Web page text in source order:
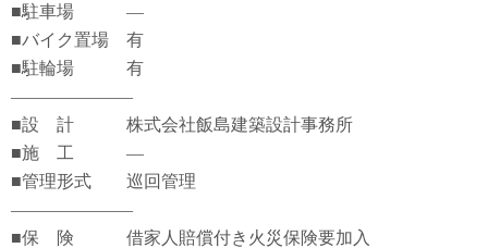
■駐車場 ―
■バイク置場 有
■駐輪場 有
―――――――
■設 計 株式会社飯島建築設計事務所
■施 工 ―
■管理形式 巡回管理
―――――――
■保 険 借家人賠償付き火災保険要加入